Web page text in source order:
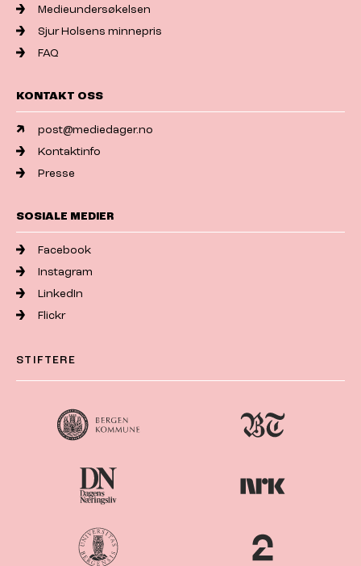
Medieundersøkelsen
Sjur Holsens minnepris
FAQ
KONTAKT OSS
post@mediedager.no
Kontaktinfo
Presse
SOSIALE MEDIER
Facebook
Instagram
LinkedIn
Flickr
STIFTERE